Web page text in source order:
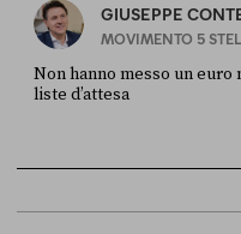
GIUSEPPE
MOVIMENTO 5
Non hanno messo un
liste d’attesa